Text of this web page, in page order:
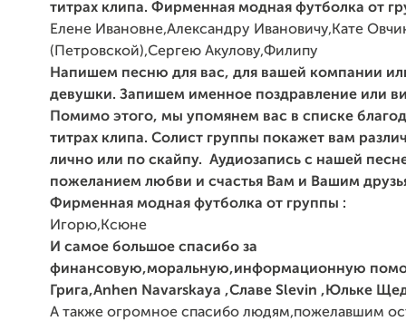
титрах клипа. Фирменная модная футболка от
Елене Ивановне,Александру Ивановичу,Кате
(Петровской),Сергею Акулову,Филипу
Напишем песню для вас, для вашей компании
девушки. Запишем именное поздравление или
Помимо этого, мы упомянем вас в списке
титрах клипа. Солист группы покажет вам
лично или по скайпу. Аудиозапись с нашей
пожеланием любви и счастья Вам и Вашим
Фирменная модная футболка от группы :
Игорю,Ксюне
И самое большое спасибо за
финансовую,моральную,информационную
Грига,Anhen Navarskaya ,Славе Slevin ,Юльке
А также огромное спасибо людям,пожелавшим